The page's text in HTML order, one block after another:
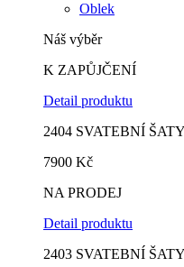
Oblek
Náš výběr
K ZAPŮJČENÍ
Detail produktu
2404 SVATEBNÍ
7900 Kč
NA PRODEJ
Detail produktu
2403 SVATEBNÍ